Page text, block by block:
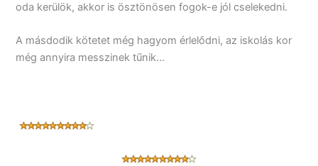
oda kerülök, akkor is ösztönösen fogok-e jól cselekedni.
A másdodik kötetet még hagyom érlelődni, az iskolás kor
még annyira messzinek tűnik…